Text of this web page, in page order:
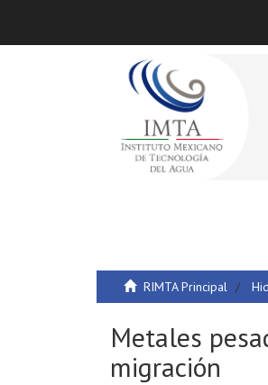
RIMTA Principal
Metales
migración